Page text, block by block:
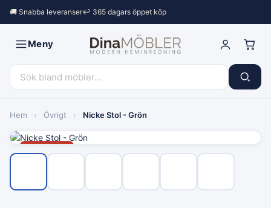
🚚 Snabba leveranser↩︎ 365 dagars öppet köp
Meny
Hem › Övrigt › Nicke Stol - Grön